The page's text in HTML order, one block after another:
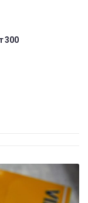
300